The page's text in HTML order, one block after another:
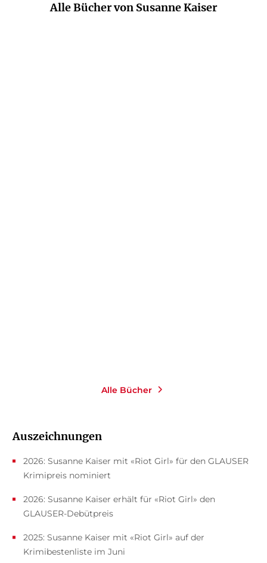
Alle Bücher von Susanne Kaiser
Alle Bücher
Auszeichnungen
2026: Susanne Kaiser mit «Riot Girl» für den GLAUSER
Krimipreis nominiert
2026: Susanne Kaiser erhält für «Riot Girl» den
GLAUSER-Debütpreis
2025: Susanne Kaiser mit «Riot Girl» auf der
Krimibestenliste im Juni